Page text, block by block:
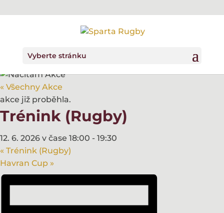
Vyberte stránku
« Všechny Akce
akce již proběhla.
Trénink (Rugby)
12. 6. 2026 v čase 18:00 - 19:30
« Trénink (Rugby)
Havran Cup »